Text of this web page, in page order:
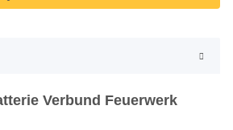
Verbund Feuerwerk